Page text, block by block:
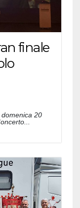
finale
20